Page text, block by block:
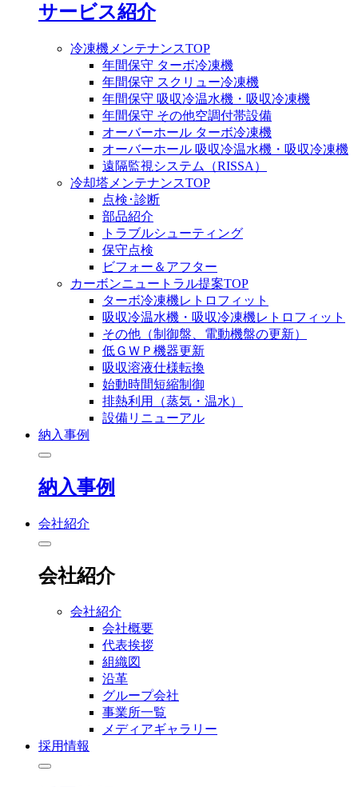
サービス紹介
冷凍機メンテナンスTOP
年間保守 ターボ冷凍機
年間保守 スクリュー冷凍機
年間保守 吸収冷温水機・吸収冷凍機
年間保守 その他空調付帯設備
オーバーホール ターボ冷凍機
オーバーホール 吸収冷温水機・吸収冷凍機
遠隔監視システム（RISSA）
冷却塔メンテナンスTOP
点検･診断
部品紹介
トラブルシューティング
保守点検
ビフォー＆アフター
カーボンニュートラル提案TOP
ターボ冷凍機レトロフィット
吸収冷温水機・吸収冷凍機レトロフィット
その他（制御盤、電動機盤の更新）
低ＧＷＰ機器更新
吸収溶液仕様転換
始動時間短縮制御
排熱利用（蒸気・温水）
設備リニューアル
納入事例
納入事例
会社紹介
会社紹介
会社紹介
会社概要
代表挨拶
組織図
沿革
グループ会社
事業所一覧
メディアギャラリー
採用情報